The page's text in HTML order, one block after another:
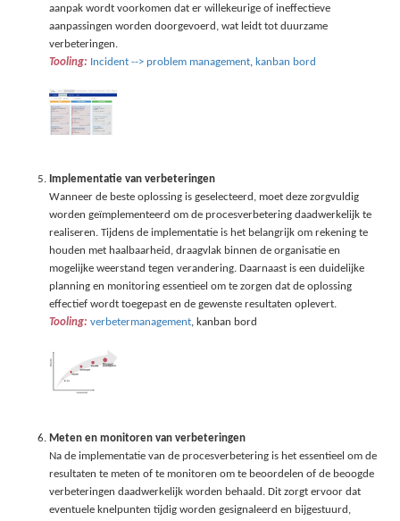
aanpak wordt voorkomen dat er willekeurige of ineffectieve
aanpassingen worden doorgevoerd, wat leidt tot duurzame
verbeteringen.
Tooling:
Incident --> problem management, kanban bord
Implementatie van verbeteringen
Wanneer de beste oplossing is geselecteerd, moet deze zorgvuldig
worden geïmplementeerd om de procesverbetering daadwerkelijk te
realiseren. Tijdens de implementatie is het belangrijk om rekening te
houden met haalbaarheid, draagvlak binnen de organisatie en
mogelijke weerstand tegen verandering. Daarnaast is een duidelijke
planning en monitoring essentieel om te zorgen dat de oplossing
effectief wordt toegepast en de gewenste resultaten oplevert.
Tooling: verbetermanagement, kanban bord
Meten en monitoren van verbeteringen
Na de implementatie van de procesverbetering is het essentieel om de
resultaten te meten of te monitoren om te beoordelen of de beoogde
verbeteringen daadwerkelijk worden behaald. Dit zorgt ervoor dat
eventuele knelpunten tijdig worden gesignaleerd en bijgestuurd,